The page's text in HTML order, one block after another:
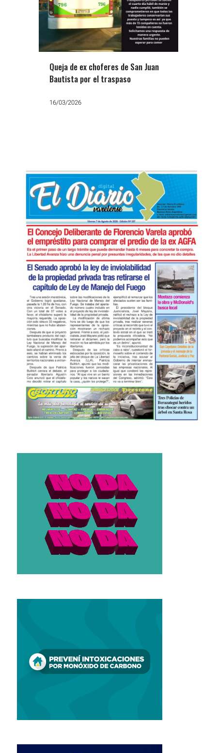
Queja de ex choferes de San Juan
Bautista por el traspaso
16/03/2026